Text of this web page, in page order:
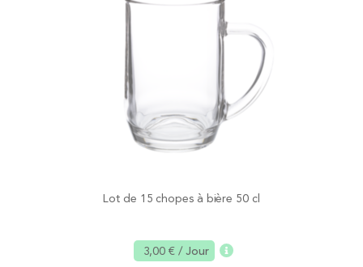
Lot de 15 chopes à bière 50 cl
3,00 €/ Jour